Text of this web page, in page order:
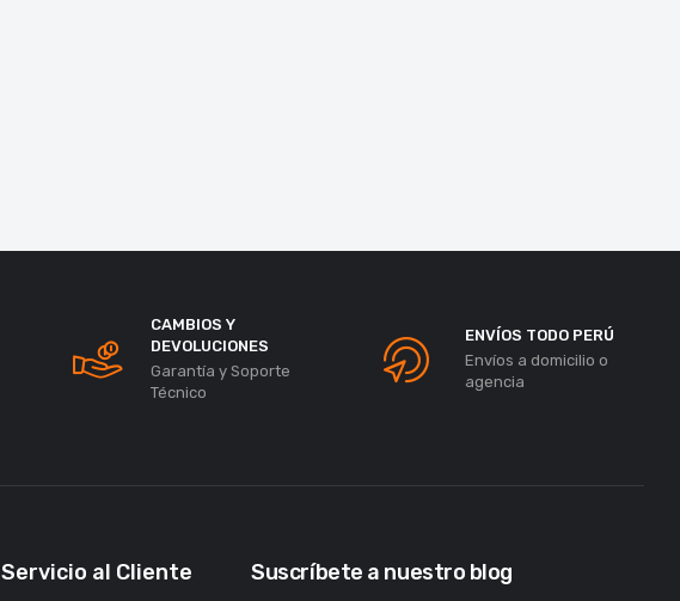
CAMBIOS Y
DEVOLUCIONES
Garantía y Soporte
Técnico
ENVÍOS TODO PERÚ
Envíos a domicilio o
agencia
Servicio al Cliente Suscríbete a nuestro blog